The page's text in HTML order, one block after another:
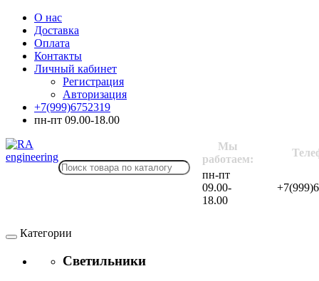
О нас
Доставка
Оплата
Контакты
Личный кабинет
Регистрация
Авторизация
+7(999)6752319
пн-пт 09.00-18.00
Мы
работаем:
пн-пт
09.00-
18.00
Категории
Светильники